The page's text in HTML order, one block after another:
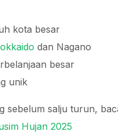
kota besar
dan Nagano
besar
unik
sebelum salju turun,
Hujan 2025